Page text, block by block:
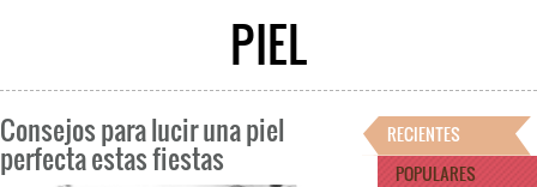
PIEL
Consejos para lucir una piel
perfecta estas fiestas
RECIENTES
POPULARES